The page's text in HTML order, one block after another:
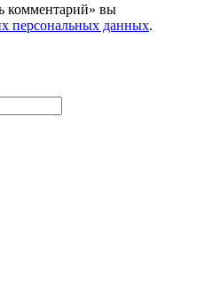
комментарий» вы
персональных данных.